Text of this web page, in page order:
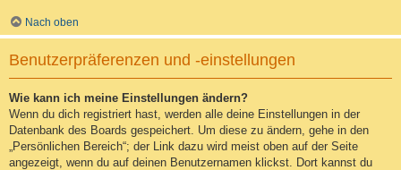
Nach oben
Benutzerpräferenzen und -einstellungen
Wie kann ich meine Einstellungen ändern?
Wenn du dich registriert hast, werden alle deine Einstellungen in der
Datenbank des Boards gespeichert. Um diese zu ändern, gehe in den
„Persönlichen Bereich“; der Link dazu wird meist oben auf der Seite
angezeigt, wenn du auf deinen Benutzernamen klickst. Dort kannst du